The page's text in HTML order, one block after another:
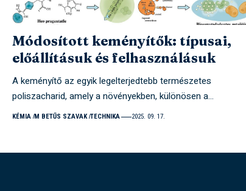
Módosított keményítők: típusai,
előállításuk és felhasználásuk
A keményítő az egyik legelterjedtebb természetes
poliszacharid, amely a növényekben, különösen a…
KÉMIA M BETŰS SZAVAK TECHNIKA 2025. 09. 17.